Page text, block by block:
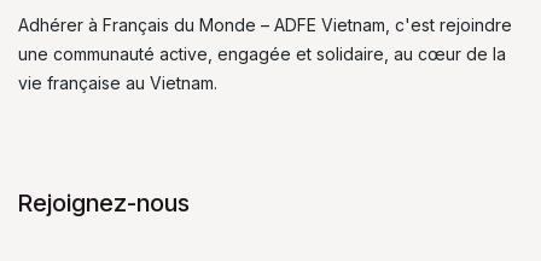
Adhérer à Français du Monde – ADFE Vietnam, c'est rejoindre
une communauté active, engagée et solidaire, au cœur de la
vie française au Vietnam.
Rejoignez-nous